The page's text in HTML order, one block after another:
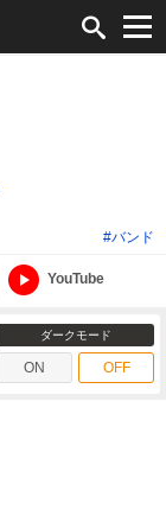
#バンド
YouTube
ダークモード
ON OFF